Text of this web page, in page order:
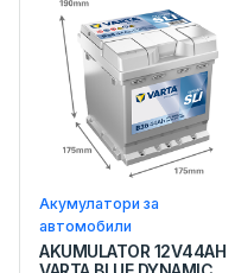
Акумулатори за
автомобили
AKUMULATOR 12V44AH